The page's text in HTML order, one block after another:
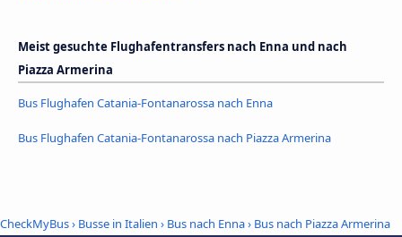
Meist gesuchte Flughafentransfers nach Enna und nach
Piazza Armerina
Bus Flughafen Catania-Fontanarossa nach Enna
Bus Flughafen Catania-Fontanarossa nach Piazza Armerina
CheckMyBus› Busse in Italien › Bus nach Enna› Bus nach Piazza Armerina